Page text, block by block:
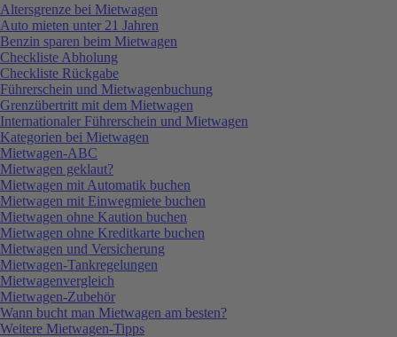
Altersgrenze bei Mietwagen
Auto mieten unter 21 Jahren
Benzin sparen beim Mietwagen
Checkliste Abholung
Checkliste Rückgabe
Führerschein und Mietwagenbuchung
Grenzübertritt mit dem Mietwagen
Internationaler Führerschein und Mietwagen
Kategorien bei Mietwagen
Mietwagen-ABC
Mietwagen geklaut?
Mietwagen mit Automatik buchen
Mietwagen mit Einwegmiete buchen
Mietwagen ohne Kaution buchen
Mietwagen ohne Kreditkarte buchen
Mietwagen und Versicherung
Mietwagen-Tankregelungen
Mietwagenvergleich
Mietwagen-Zubehör
Wann bucht man Mietwagen am besten?
Weitere Mietwagen-Tipps